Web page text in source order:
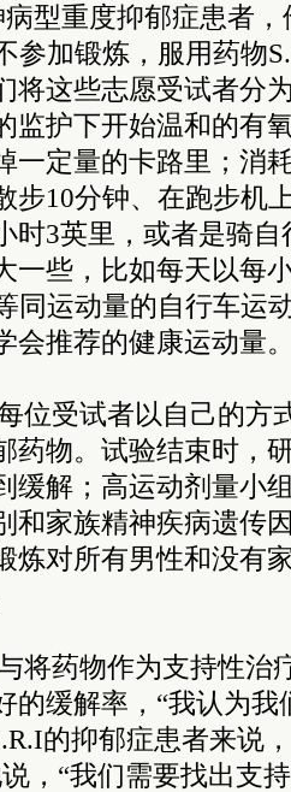
型重度抑郁症患者
参加锻炼，服用药物
将这些志愿受试者分
监护下开始温和的有
一定量的卡路里；消
步10分钟、在跑步机
时3英里，或者是骑
一些，比如每天以每
同运动量的自行车运
会推荐的健康运动量
位受试者以自己的方
药物。试验结束时，
缓解；高运动剂量小
和家族精神疾病遗传
炼对所有男性和没有
将药物作为支持性治
的缓解率，“我认为
的抑郁症患者来说
，“我们需要找出支